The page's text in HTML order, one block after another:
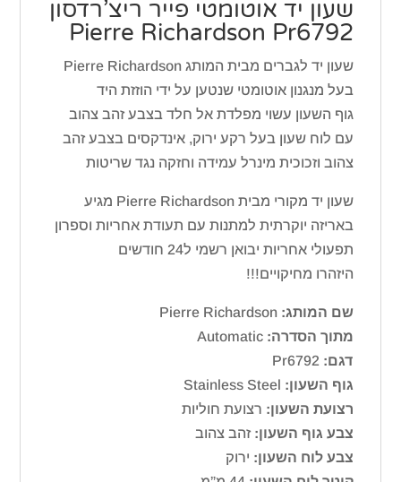
שעון יד אוטומטי פייר ריצ’רדסון
Pierre Richardson Pr6792
שעון יד לגברים מבית המותג Pierre Richardson
בעל מנגנון אוטומטי שנטען על ידי הוזזת היד
גוף השעון עשוי מפלדת אל חלד בצבע זהב צהוב
עם לוח שעון בעל רקע ירוק, אינדקסים בצבע זהב
צהוב וזכוכית מינרל עמידה וחזקה נגד שריטות
שעון יד מקורי מבית Pierre Richardson מגיע
באריזה יוקרתית למתנות עם תעודת אחריות וספרון
תפעולי אחריות יבואן רשמי ל24 חודשים
היזהרו מחיקויים!!!
שם המותג: Pierre Richardson
מתוך הסדרה: Automatic
דגם:
גוף השעון:
רצועת השעון: רצועת חוליות
צבע גוף השעון: זהב צהוב
צבע לוח השעון: ירוק